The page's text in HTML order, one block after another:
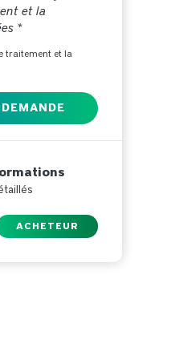
et la
*
traitement et la
ACHETEUR